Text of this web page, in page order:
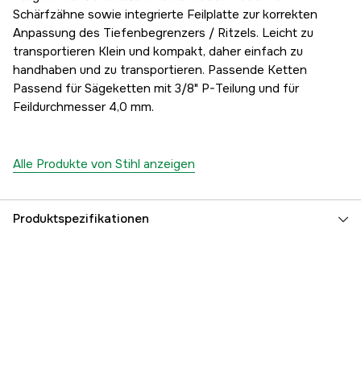
Schärfzähne sowie integrierte Feilplatte zur korrekten
Anpassung des Tiefenbegrenzers / Ritzels. Leicht zu
transportieren Klein und kompakt, daher einfach zu
handhaben und zu transportieren. Passende Ketten
Passend für Sägeketten mit 3/8" P-Teilung und für
Feildurchmesser 4,0 mm.
Alle Produkte von Stihl anzeigen
Produktspezifikationen